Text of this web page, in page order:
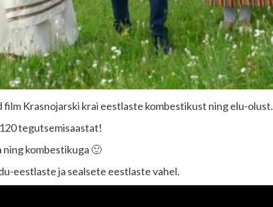
film Krasnojarski krai eestlaste kombestikust ning elu-olust.
tegutsemisaastat!
ning kombestikuga 🙂
eestlaste ja sealsete eestlaste vahel.